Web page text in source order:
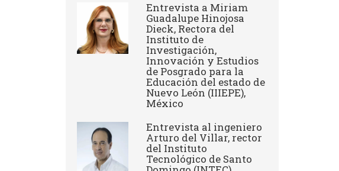
Entrevista a Miriam
Guadalupe Hinojosa
Dieck, Rectora del
Instituto de
Investigación,
Innovación y Estudios
de Posgrado para la
Educación del estado de
Nuevo León (IIIEPE),
México
Entrevista al ingeniero
Arturo del Villar, rector
del Instituto
Tecnológico de Santo